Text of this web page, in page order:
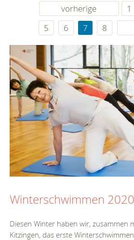
vorherige 1
5
6 7 8
Winterschwimmen 2020
Diesen Winter haben wir, zusammen
Kitzingen, das erste